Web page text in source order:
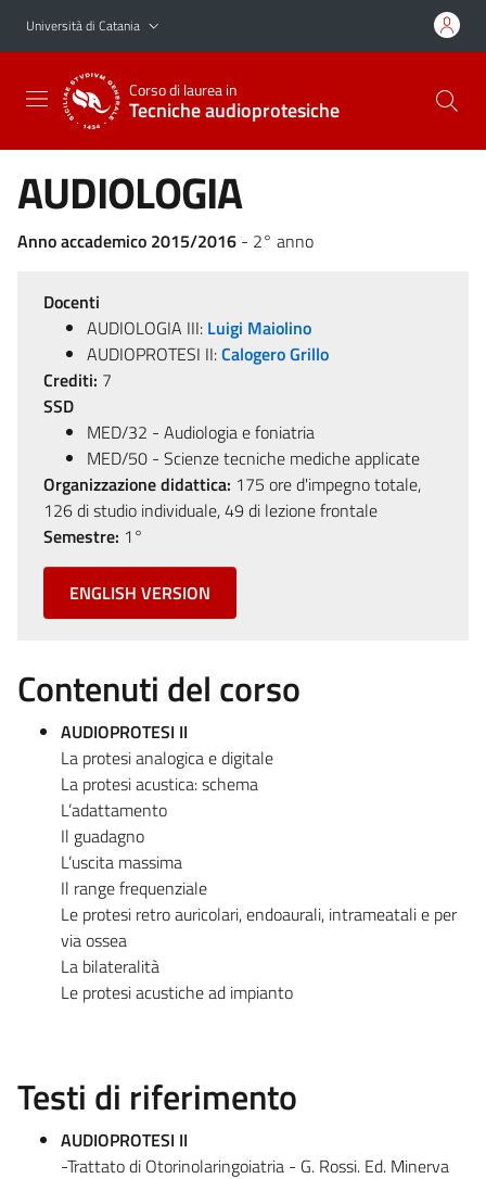
Vai al contenuto principale
Vai al menu di navigazione
Università di Catania
Corso di laurea in
Tecniche audioprotesiche
AUDIOLOGIA
Anno accademico 2015/2016 - 2° anno
Docenti
AUDIOLOGIA III: Luigi Maiolino
AUDIOPROTESI II:Calogero Grillo
Crediti: 7
SSD
MED/32 - Audiologia e foniatria
MED/50 - Scienze tecniche mediche applicate
Organizzazione didattica: 175 ore d'impegno totale,
126 di studio individuale, 49 di lezione frontale
Semestre: 1°
ENGLISH VERSION
Contenuti del corso
AUDIOPROTESI II
La protesi analogica e digitale
La protesi acustica: schema
L’adattamento
Il guadagno
L’uscita massima
Il range frequenziale
Le protesi retro auricolari, endoaurali, intrameatali e per
via ossea
La bilateralità
Le protesi acustiche ad impianto
Testi di riferimento
AUDIOPROTESI II
-Trattato di Otorinolaringoiatria - G. Rossi. Ed. Minerva